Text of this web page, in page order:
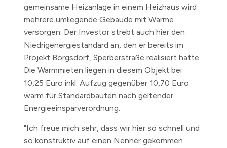
gemeinsame Heizanlage in einem Heizhaus wird
mehrere umliegende Gebäude mit Wärme
versorgen. Der Investor strebt auch hier den
Niedrigenergiestandard an, den er bereits im
Projekt Borgsdorf, Sperberstraße realisiert hatte.
Die Warmmieten liegen in diesem Objekt bei
10,25 Euro inkl. Aufzug gegenüber 10,70 Euro
warm für Standardbauten nach geltender
Energieeinsparverordnung.
"Ich freue mich sehr, dass wir hier so schnell und
so konstruktiv auf einen Nenner gekommen